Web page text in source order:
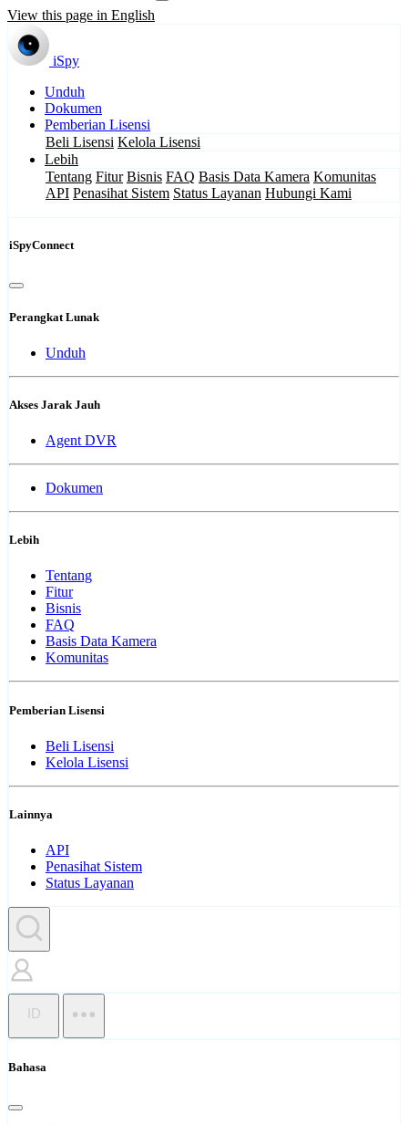
View this page in English
iSpy
Unduh
Dokumen
Pemberian Lisensi
Beli Lisensi Kelola Lisensi
Lebih
Tentang Fitur Bisnis FAQ Basis Data Kamera Komunitas
API Penasihat Sistem Status Layanan Hubungi Kami
iSpyConnect
Perangkat Lunak
Unduh
Akses Jarak Jauh
Agent DVR
Dokumen
Lebih
Tentang
Fitur
Bisnis
FAQ
Basis Data Kamera
Komunitas
Pemberian Lisensi
Beli Lisensi
Kelola Lisensi
Lainnya
API
Penasihat Sistem
Status Layanan
ID
Bahasa